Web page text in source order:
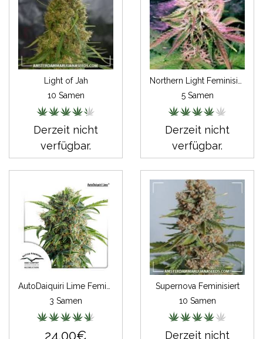
Light of Jah
10 Samen
Derzeit nicht
verfügbar.
5 Samen
Derzeit nicht
verfügbar.
3 Samen
24.00€
Supernova Feminisiert
10 Samen
Derzeit nicht